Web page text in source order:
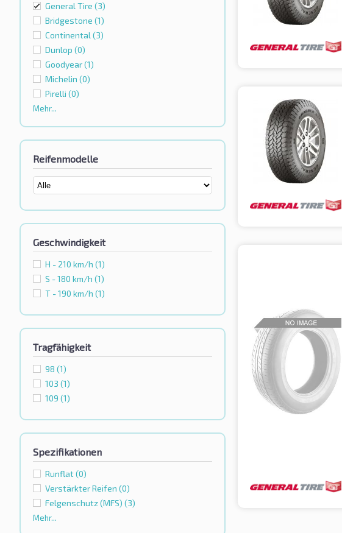
General Tire (3)
Bridgestone (1)
Continental (3)
Dunlop (0)
Goodyear(1)
Michelin (0)
Pirelli (0)
Mehr...
Reifenmodelle
Geschwindigkeit
H - 210 km/h (1)
S - 180 km/h (1)
T - 190 km/h (1)
Tragfähigkeit
98 (1)
103 (1)
109 (1)
Spezifikationen
Runflat(0)
Verstärkter Reifen (0)
Felgenschutz (MFS) (3)
Mehr...